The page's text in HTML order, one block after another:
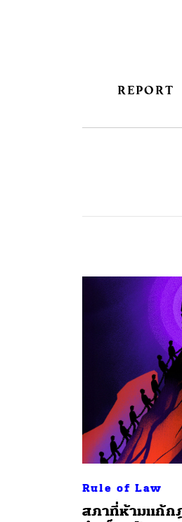
REPORT
Rule of Law
สภาที่ห้ามแก้ก